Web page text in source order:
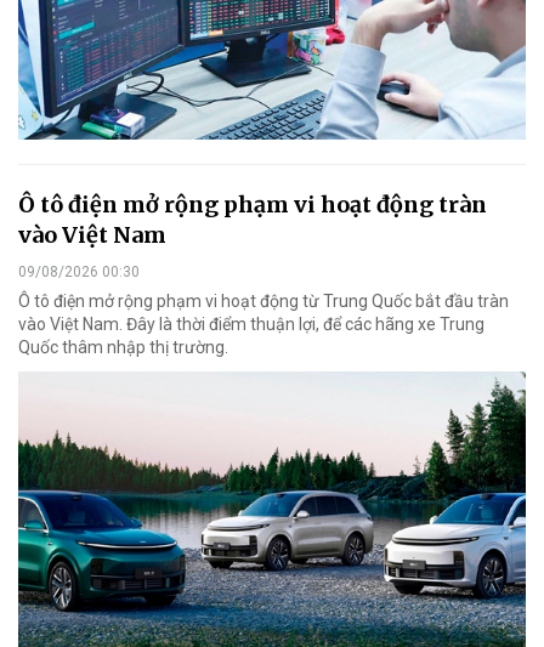
Ô tô điện mở rộng phạm vi hoạt động tràn
vào Việt Nam
09/08/2026 00:30
Ô tô điện mở rộng phạm vi hoạt động từ Trung Quốc bắt đầu tràn
vào Việt Nam. Đây là thời điểm thuận lợi, để các hãng xe Trung
Quốc thâm nhập thị trường.